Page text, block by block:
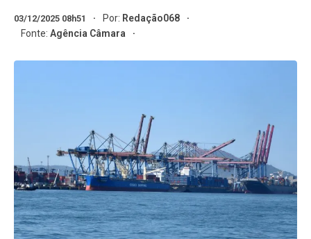
03/12/2025 08h51 Por: Redação068
Fonte:Agência Câmara